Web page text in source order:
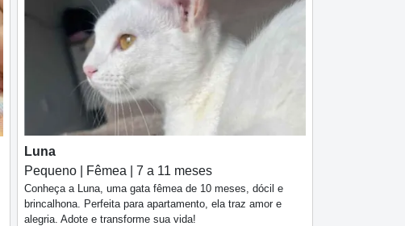
Luna
Pequeno | Fêmea | 7 a 11 meses
Conheça a Luna, uma gata fêmea de 10 meses, dócil e
brincalhona. Perfeita para apartamento, ela traz amor e
alegria. Adote e transforme sua vida!